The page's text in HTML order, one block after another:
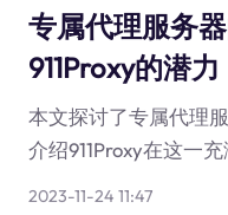
专属代理服务
911Proxy的潜力
本文探讨了专属代理
介绍911Proxy在这一
2023-11-24 11:47